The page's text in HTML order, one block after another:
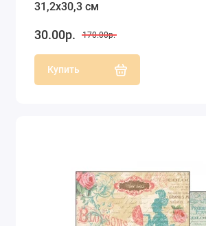
31,2х30,3 см
30.00р. 170.00р.
Купить